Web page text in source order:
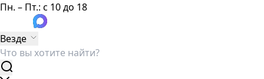
Пн. – Пт.: с 10 до 18
Везде